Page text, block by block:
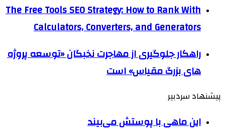
The Free Tools SEO Strategy: How to Rank With
Calculators, Converters, and Generators
راهکار جلوگیری از مهاجرت نخبگان «توسعه پروژه
های بزرگ مقیاس» است
پیشنهاد سردبیر
این ماهی با پوستش می‌بیند